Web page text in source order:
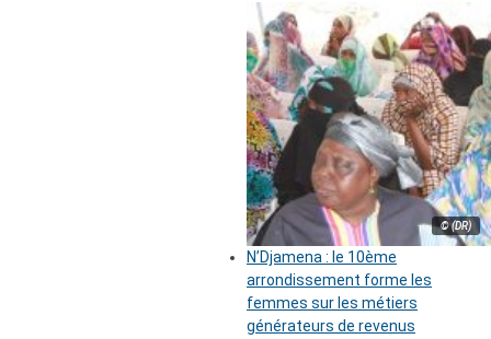
© (DR)
N’Djamena : le 10ème
arrondissement forme les
femmes sur les métiers
générateurs de revenus